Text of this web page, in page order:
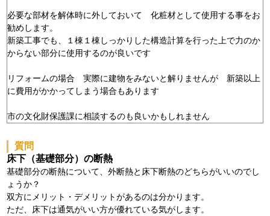
必要な部材を解体時に外しておいて 化粧材として使用する事をお
勧めします。
新築工事でも、１棟１棟しっかりした構造計算を行った上で力のか
からない部分に使用するのが良いです
リフォームの場合 実際に建物をみないと解りませんが 新築以上
に費用がかかってしまう場合もあります
市の文化財保護課に相談するのも良いかもしれません
質問
床下（基礎部分）の断熱
基礎部分の断熱について、外断熱と床下断熱のどちらがいいのでし
ょうか？
双方にメリット・デメリットがあるのは分かります。
ただ、床下は通気がいい方が優れている気がします。